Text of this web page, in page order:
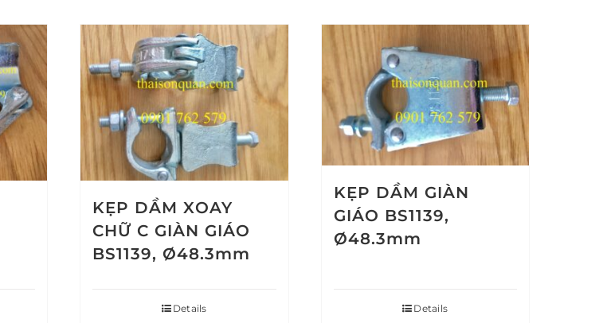
KẸP DẦM XOAY
CHỮ C GIÀN GIÁO
BS1139, Ø48.3mm
Details
KẸP DẦM GIÀN
GIÁO BS1139,
Ø48.3mm
Details